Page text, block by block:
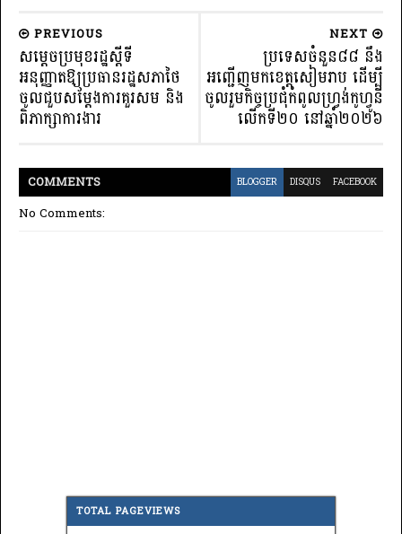
NEXT
ប្រទេសចំនួន៨៨ នឹង
អញ្ជើញមកខេត្តសៀមរាប ដើម្បី
ចូលរួមកិច្ចប្រជុំកំពូលហ្រ្វង់កូហ្វូនី
លើកទី២០ នៅឆ្នាំ២០២៦
PREVIOUS
សម្តេចប្រមុខរដ្ឋស្តីទី
អនុញ្ញាតឱ្យប្រធានរដ្ឋសភាថៃ
ចូលជួបសម្តែងការគួរសម និង
ពិភាក្សាការងារ
COMMENTS BLOGGER DISQUS FACEBOOK
No Comments:
TOTAL PAGEVIEWS